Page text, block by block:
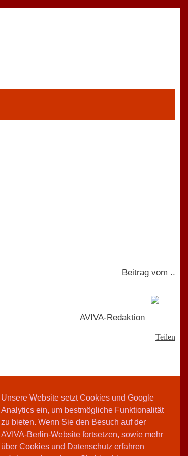
Unsere Website setzt Cookies und Google
Analytics ein, um bestmögliche Funktionalität
zu bieten. Wenn Sie den Besuch auf der
AVIVA-Berlin-Website fortsetzen, sowie mehr
über Cookies und Datenschutz erfahren
Beitrag vom ..
AVIVA-Redaktion
Teilen